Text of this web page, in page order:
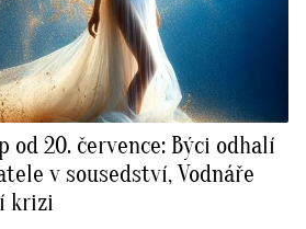
od 20. července: Býci odhalí
v sousedství, Vodnáře
krizi